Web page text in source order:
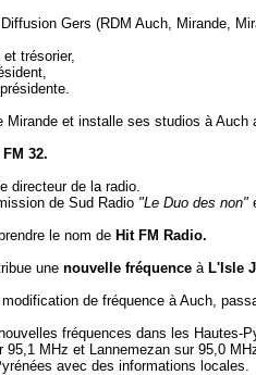
Gers (RDM Auch, Mirande,
trésorier,
Mirande et installe ses studios à Auch
FM 32.
directeur de la radio.
de Sud Radio "Le Duo des non"
le nom de Hit FM Radio.
une nouvelle fréquence à L'Isle
de fréquence à Auch,
fréquences dans les Hautes-
95,1 MHz et Lannemezan sur 95,0
avec des informations locales.